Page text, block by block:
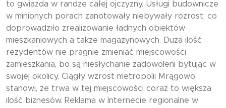
to gwiazda w randze całej ojczyzny. Usługi budownicze
w minionych porach zanotowały niebywały rozrost, co
doprowadziło zrealizowanie ładnych obiektów
mieszkaniowych a także magazynowych. Duża ilość
rezydentów nie pragnie zmieniać miejscowości
zamieszkania, bo są niesłychanie zadowoleni bytując w
swojej okolicy. Ciągły wzrost metropolii Mrągowo
stanowi, że trwa w tej miejscowości coraz to większa
ilość biznesów. Reklama w Internecie regionalne w